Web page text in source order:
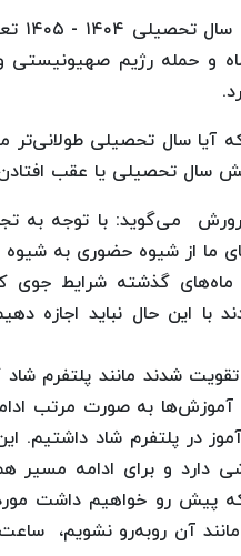
به
و حمله رژیم
آیا سال تحصیلی طولانی‌تر
سال تحصیلی یا عقب
می‌گوید: با توجه به
ما از شیوه حضوری به
ماه‌های گذشته شرایط
شدند با این حال نباید
شدند مانند پلتفرم
ما ۱۲ میلیون دانش‌آموز در
دارد و برای ادامه مسیر
رو خواهیم داشت مورد
آن روبه‌رو نشویم،